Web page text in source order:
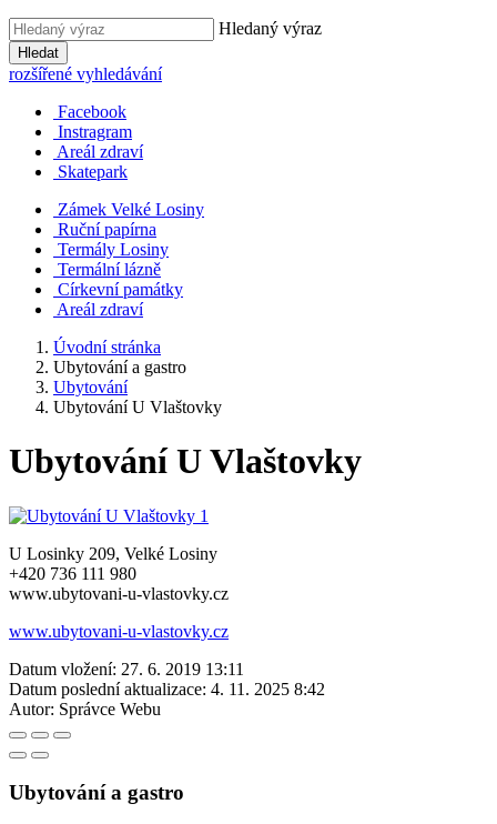
Hledaný výraz
Hledat
rozšířené vyhledávání
Facebook
Instragram
Areál zdraví
Skatepark
Zámek Velké Losiny
Ruční papírna
Termály Losiny
Termální lázně
Církevní památky
Areál zdraví
Úvodní stránka
Ubytování a gastro
Ubytování
Ubytování U Vlaštovky
Ubytování U Vlaštovky
U Losinky 209, Velké Losiny
+420 736 111 980
www.ubytovani-u-vlastovky.cz
www.ubytovani-u-vlastovky.cz
Datum vložení: 27. 6. 2019 13:11
Datum poslední aktualizace: 4. 11. 2025 8:42
Autor: Správce Webu
Ubytování a gastro